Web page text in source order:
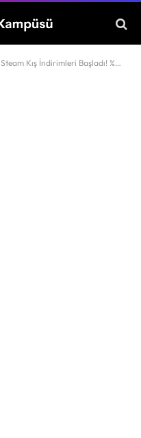
Steam Kış İndirimleri Başladı! %90’a Varan İndirimlerle Kaçırılmayacak Fırsatlar